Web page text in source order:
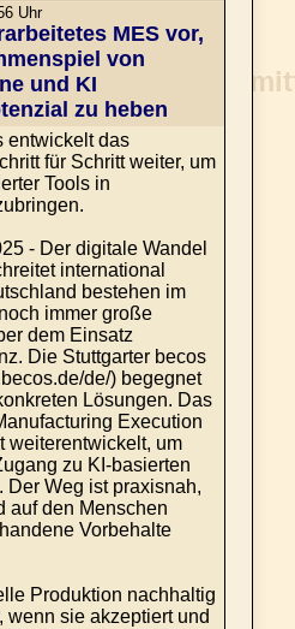
Uhr
MES vor,
von
und KI
zu heben
entwickelt das
für Schritt weiter, um
Tools in
- Der digitale Wandel
international
bestehen im
immer große
dem Einsatz
Die Stuttgarter becos
de/) begegnet
Lösungen. Das
Execution
weiterentwickelt, um
zu KI-basierten
Der Weg ist praxisnah,
auf den Menschen
Vorbehalte
Produktion nachhaltig
wenn sie akzeptiert und